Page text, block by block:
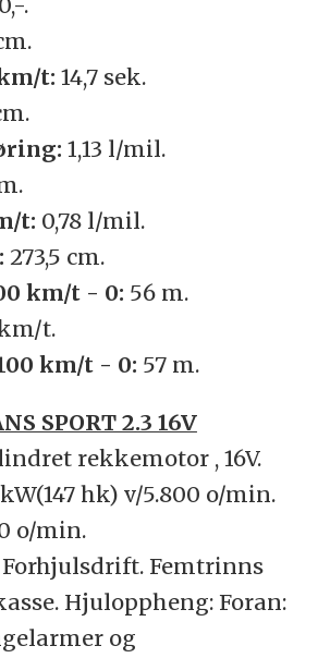
t: 14,7 sek.
1,13 l/mil.
t: 0,78 l/mil.
273,5 cm.
km/t - 0: 56 m.
t.
km/t - 0: 57 m.
SPORT 2.3 16V
rekkemotor , 16V.
hk) v/5.800 o/min.
o/min.
Forhjulsdrift. Femtrinns
Hjuloppheng: Foran:
og